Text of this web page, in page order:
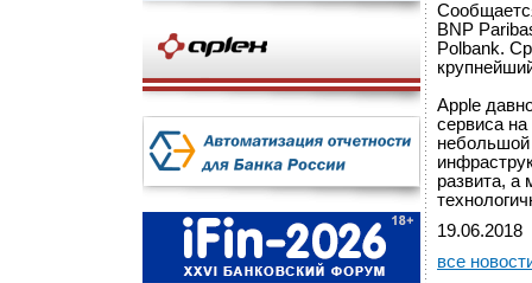
BNP
Polbank.
Apple
сервиса
развита, а
19.06.2018
все